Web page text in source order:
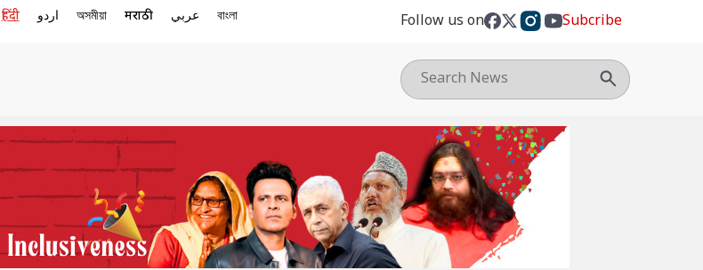
हिंदी اردو অসমীয়া मराठी عربي বাংলা Follow us on Subcribe